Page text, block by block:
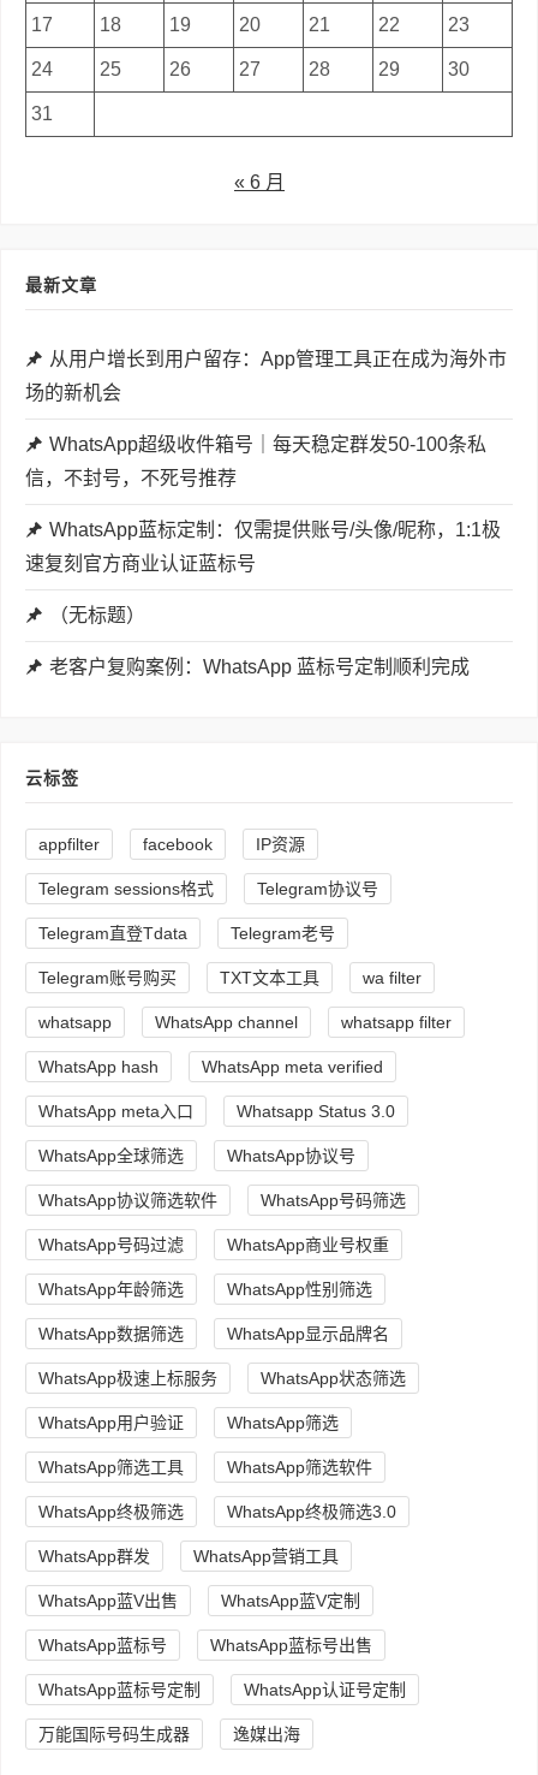
17 18 19 20 21 22 23
24 25 26 27 28 29 30
31
« 6 月
最新文章
从用户增长到用户留存：App管理工具正在成为海外市
场的新机会
WhatsApp超级收件箱号｜每天稳定群发50-100条私
信，不封号，不死号推荐
WhatsApp蓝标定制：仅需提供账号/头像/昵称，1:1极
速复刻官方商业认证蓝标号
（无标题）
老客户复购案例：WhatsApp 蓝标号定制顺利完成
云标签
appfilter facebook IP资源
Telegram sessions格式 Telegram协议号
Telegram直登Tdata Telegram老号
Telegram账号购买 TXT文本工具 wa filter
whatsapp WhatsApp channel whatsapp filter
WhatsApp hash WhatsApp meta verified
WhatsApp meta入口 Whatsapp Status 3.0
WhatsApp全球筛选 WhatsApp协议号
WhatsApp协议筛选软件 WhatsApp号码筛选
WhatsApp号码过滤 WhatsApp商业号权重
WhatsApp年龄筛选 WhatsApp性别筛选
WhatsApp数据筛选 WhatsApp显示品牌名
WhatsApp极速上标服务 WhatsApp状态筛选
WhatsApp用户验证 WhatsApp筛选
WhatsApp筛选工具 WhatsApp筛选软件
WhatsApp终极筛选 WhatsApp终极筛选3.0
WhatsApp群发 WhatsApp营销工具
WhatsApp蓝V出售 WhatsApp蓝V定制
WhatsApp蓝标号 WhatsApp蓝标号出售
WhatsApp蓝标号定制 WhatsApp认证号定制
万能国际号码生成器 逸媒出海